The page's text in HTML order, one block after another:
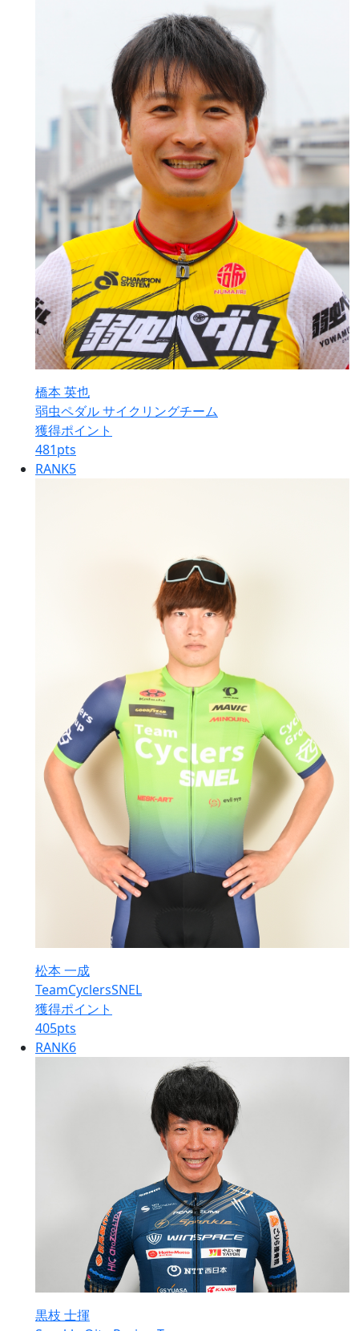
橋本 英也
弱虫ペダル サイクリングチーム
獲得ポイント
481pts
RANK5
松本 一成
TeamCyclersSNEL
獲得ポイント
405pts
RANK6
黒枝 士揮